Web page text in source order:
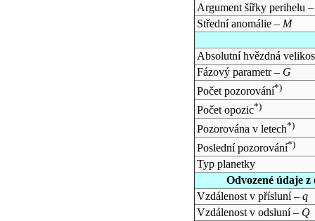
Argument šířky perihelu
Střední anomálie – M
Absolutní hvězdná
Fázový parametr – G
Počet pozorování*)
Počet opozic*)
Pozorována v letech*)
Poslední pozorování*)
Typ planetky
Odvozené údaje
Vzdálenost v přísluní – q
Vzdálenost v odsluní – Q